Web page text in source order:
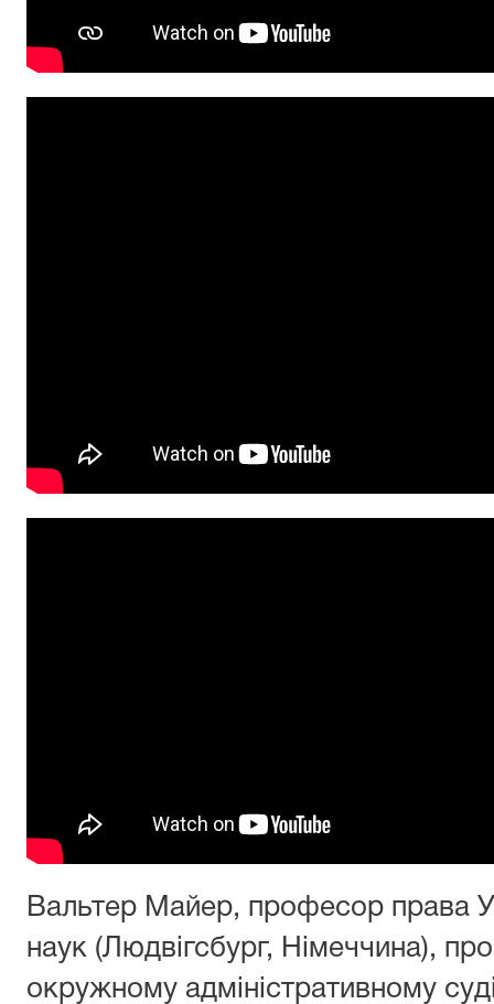
Вальтер Майер, професор права
наук (Людвігсбург, Німеччина),
окружному адміністративному